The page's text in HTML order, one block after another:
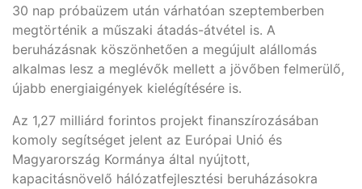
30 nap próbaüzem után várhatóan szeptemberben
megtörténik a műszaki átadás-átvétel is. A
beruházásnak köszönhetően a megújult alállomás
alkalmas lesz a meglévők mellett a jövőben felmerülő,
újabb energiaigények kielégítésére is.
Az 1,27 milliárd forintos projekt finanszírozásában
komoly segítséget jelent az Európai Unió és
Magyarország Kormánya által nyújtott,
kapacitásnövelő hálózatfejlesztési beruházásokra